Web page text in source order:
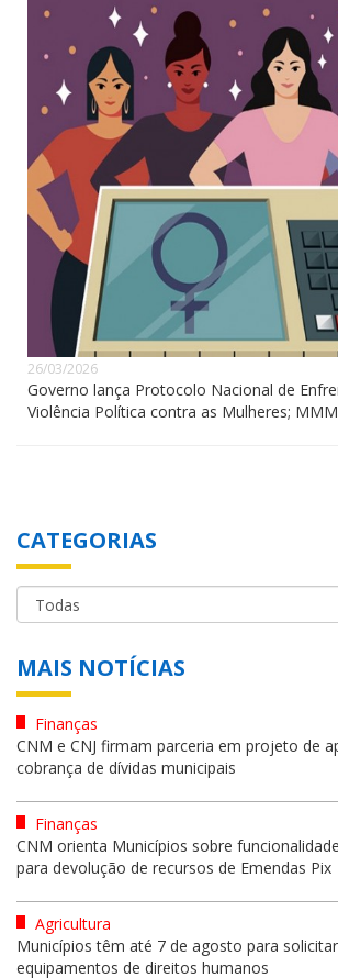
26/03/2026
Governo lança Protocolo Nacional de
Violência Política contra as Mulheres;
CATEGORIAS
MAIS NOTÍCIAS
Finanças
CNM e CNJ firmam parceria em projeto de
cobrança de dívidas municipais
Finanças
CNM orienta Municípios sobre
para devolução de recursos de Emendas Pix
Agricultura
Municípios têm até 7 de agosto para
equipamentos de direitos humanos